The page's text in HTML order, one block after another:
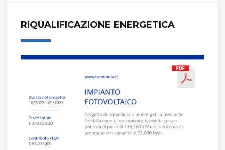
RIQUALIFICAZIONE ENERGETICA